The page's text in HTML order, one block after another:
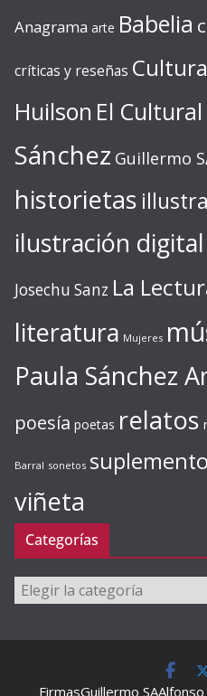
Anagrama arte Babelia
críticas y reseñas
Huilson El Cultural
Sánchez Guillermo
historietas
ilustración digital
Josechu Sanz La
literatura Mujeres
Paula Sánchez
poesía poetas relatos
Barral sonetos
viñeta
Categorías
Categorías
FirmasGuillermo SAAlfonso